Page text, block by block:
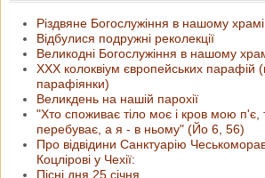
Різдвяне Богослужіння в нашому храмі
Відбулися подружні реколекції
Великодні Богослужіння в нашому
ХХХ колоквіум європейських парафій
парафіянки)
Великдень на нашій парохії
"Хто споживає тіло моє і кров мою п'є,
перебуває, а я - в ньому" (Йо 6, 56)
Про відвідини Санктуарію
Коцлірові у Чехії:
Пісні дня 25 січня